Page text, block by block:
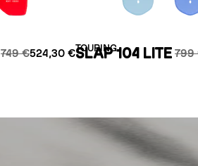
749 €524,30 €TOURING
SLAP 104 LITE 799